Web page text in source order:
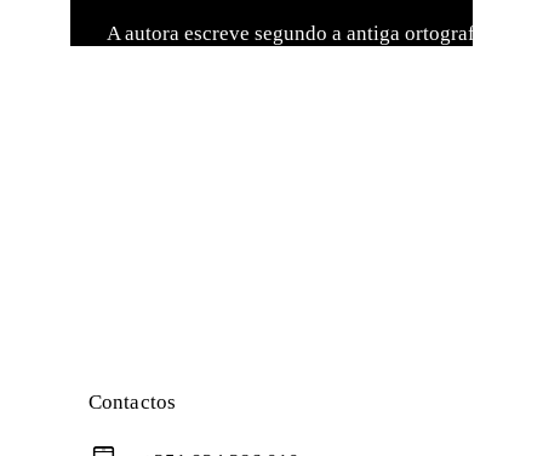
A autora escreve segundo a antiga ortografia.
Contactos